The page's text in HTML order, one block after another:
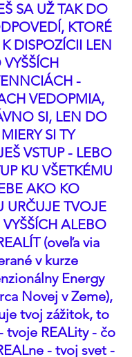
SA UŽ TAK DO
KTORÉ
DISPOZÍCII LEN
-
VEDOPMIA,
SI, LEN DO
SI TY
VSTUP - LEBO
KU VŠETKÉMU
AKO KO
URČUJE TVOJE
ALEBO
(oveľa via
v kurze
Energy
Novej v Zeme),
tvoj zážitok, to
tvoje REALity - čo
- tvoj svet -